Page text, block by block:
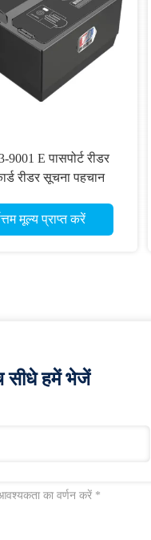
9001 E पासपोर्ट रीडर
रीडर सूचना पहचान
मूल्य प्राप्त करें
सीधे हमें भेजें